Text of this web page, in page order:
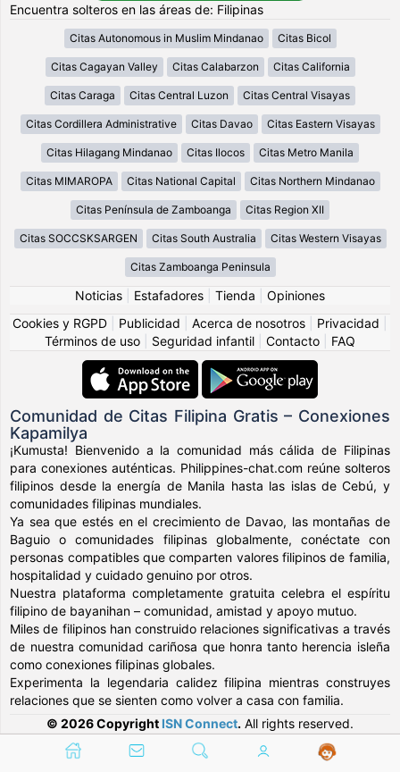
Encuentra solteros en las áreas de: Filipinas
Citas Autonomous in Muslim Mindanao Citas Bicol
Citas Cagayan Valley Citas Calabarzon Citas California
Citas Caraga Citas Central Luzon Citas Central Visayas
Citas Cordillera Administrative Citas Davao Citas Eastern Visayas
Citas Hilagang Mindanao Citas Ilocos Citas Metro Manila
Citas MIMAROPA Citas National Capital Citas Northern Mindanao
Citas Península de Zamboanga Citas Region XII
Citas SOCCSKSARGEN Citas South Australia Citas Western Visayas
Citas Zamboanga Peninsula
Noticias Estafadores Tienda
Opiniones
Cookies y RGPD
Publicidad Acerca de nosotros Privacidad
Términos de uso
Seguridad infantil Contacto FAQ
Comunidad de Citas Filipina Gratis – Conexiones
Kapamilya
¡Kumusta! Bienvenido a la comunidad más cálida de Filipinas
para conexiones auténticas. Philippines-chat.com reúne solteros
filipinos desde la energía de Manila hasta las islas de Cebú, y
comunidades filipinas mundiales.
Ya sea que estés en el crecimiento de Davao, las montañas de
Baguio o comunidades filipinas globalmente, conéctate con
personas compatibles que comparten valores filipinos de familia,
hospitalidad y cuidado genuino por otros.
Nuestra plataforma completamente gratuita celebra el espíritu
filipino de bayanihan – comunidad, amistad y apoyo mutuo.
Miles de filipinos han construido relaciones significativas a través
de nuestra comunidad cariñosa que honra tanto herencia isleña
como conexiones filipinas globales.
Experimenta la legendaria calidez filipina mientras construyes
relaciones que se sienten como volver a casa con familia.
© 2026 Copyright ISN Connect. All rights reserved.